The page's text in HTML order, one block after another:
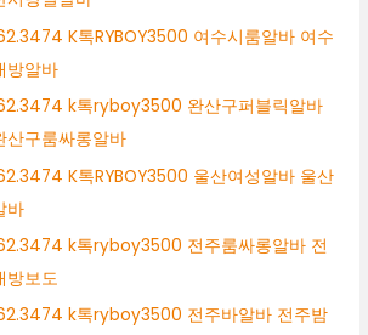
K톡RYBOY3500 여수시룸알바 여수
방알바
k톡ryboy3500 완산구퍼블릭알바
산구룸싸롱알바
K톡RYBOY3500 울산여성알바 울산
바
k톡ryboy3500 전주룸싸롱알바 전
방보도
k톡ryboy3500 전주바알바 전주밤